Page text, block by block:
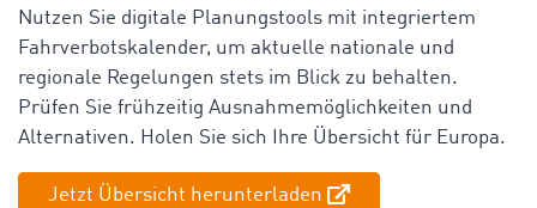
Nutzen Sie digitale Planungstools mit integriertem
Fahrverbotskalender, um aktuelle nationale und
regionale Regelungen stets im Blick zu behalten.
Prüfen Sie frühzeitig Ausnahmemöglichkeiten und
Alternativen. Holen Sie sich Ihre Übersicht für Europa.
Jetzt Übersicht herunterladen